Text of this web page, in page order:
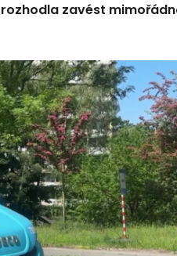
zavést